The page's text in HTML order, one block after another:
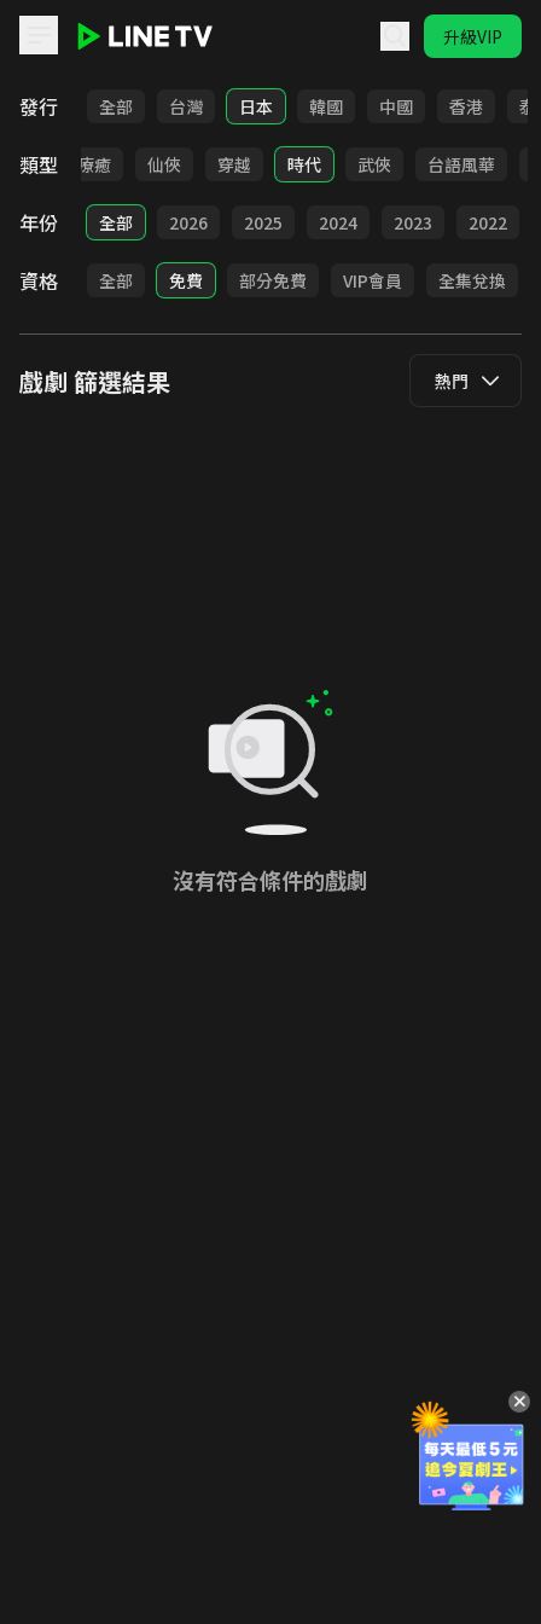
升級VIP
發行 全部 台灣 日本 韓國 中國 香港 泰
類型
驚悚 療癒 仙俠 穿越 時代 武俠 台語風華
年份 全部 2026 2025 2024 2023 2022
資格 全部 免費 部分免費 VIP會員 全集兌換
戲劇 篩選結果 熱門
沒有符合條件的戲劇